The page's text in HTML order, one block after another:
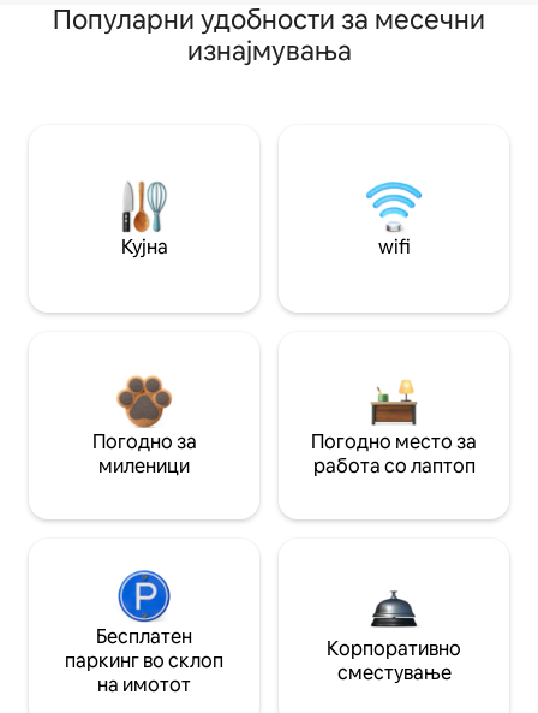
Популарни удобности за месечни
изнајмувања
Кујна wifi
Погодно за
миленици
Погодно место за
работа со лаптоп
Бесплатен
паркинг во склоп
на имотот
Корпоративно
сместување